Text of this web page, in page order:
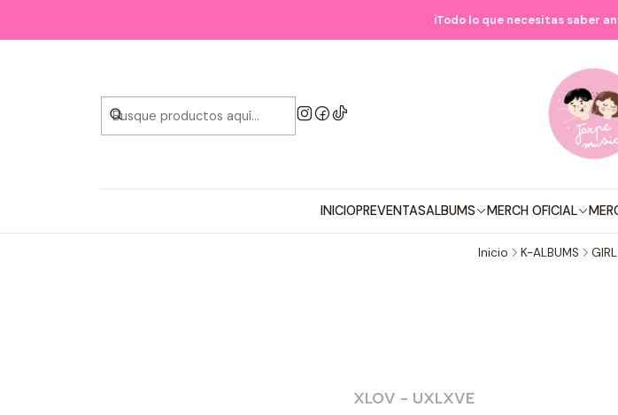
INICIOPREVENTASALBUMS MERCH OFICIAL
ℹ️Todo lo que necesitas saber
Inicio K-ALBUMS
Agotado
XLOV - UXLXVE